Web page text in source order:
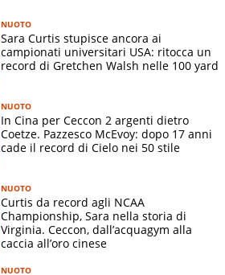
NUOTO
Sara Curtis stupisce ancora ai
campionati universitari USA: ritocca un
record di Gretchen Walsh nelle 100 yard
NUOTO
In Cina per Ceccon 2 argenti dietro
Coetze. Pazzesco McEvoy: dopo 17 anni
cade il record di Cielo nei 50 stile
NUOTO
Curtis da record agli NCAA
Championship, Sara nella storia di
Virginia. Ceccon, dall’acquagym alla
caccia all’oro cinese
NUOTO